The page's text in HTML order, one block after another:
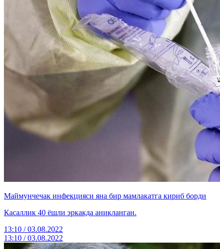
Маймунчечак инфекцияси яна бир мамлакатга кириб борди
Касаллик 40 ёшли эркакда аниқланган.
13:10 / 03.08.2022
13:10 / 03.08.2022